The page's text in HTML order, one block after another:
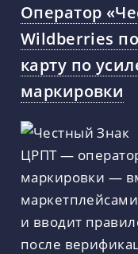
Оператор
Wildberries
карту по
маркировки
ЦРПТ —
маркировки —
и вводит
после